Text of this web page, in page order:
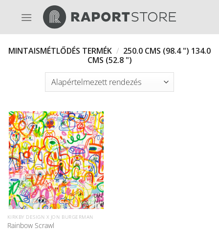
MINTAISMÉTLŐDÉS TERMÉK / 250.0 CMS (98.4 ") 134.0
CMS (52.8 ")
KIRKBY DESIGN X JON BURGERMAN
Rainbow Scrawl